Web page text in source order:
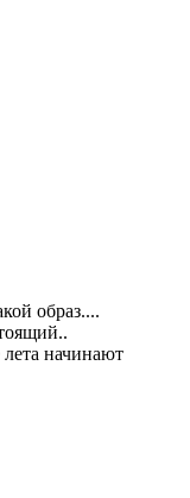
образ....
начинают